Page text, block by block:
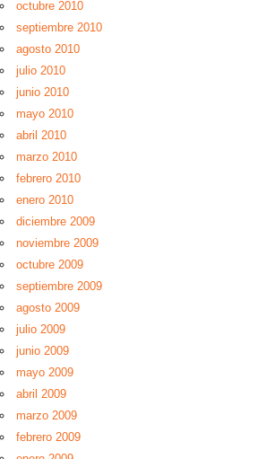
octubre 2010
septiembre 2010
agosto 2010
julio 2010
junio 2010
mayo 2010
abril 2010
marzo 2010
febrero 2010
enero 2010
diciembre 2009
noviembre 2009
octubre 2009
septiembre 2009
agosto 2009
julio 2009
junio 2009
mayo 2009
abril 2009
marzo 2009
febrero 2009